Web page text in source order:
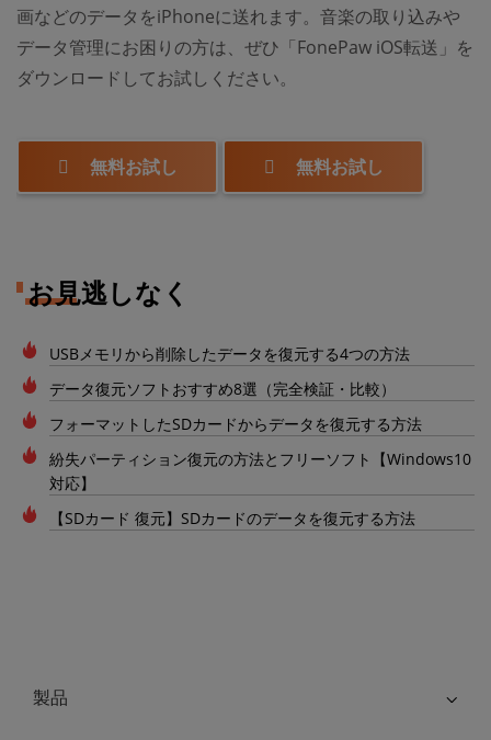
画などのデータをiPhoneに送れます。音楽の取り込みや
データ管理にお困りの方は、ぜひ「FonePaw iOS転送」を
ダウンロードしてお試しください。
無料お試し 無料お試し
お見逃しなく
USBメモリから削除したデータを復元する4つの方法
データ復元ソフトおすすめ8選（完全検証・比較）
フォーマットしたSDカードからデータを復元する方法
紛失パーティション復元の方法とフリーソフト【Windows10
対応】
【SDカード 復元】SDカードのデータを復元する方法
製品